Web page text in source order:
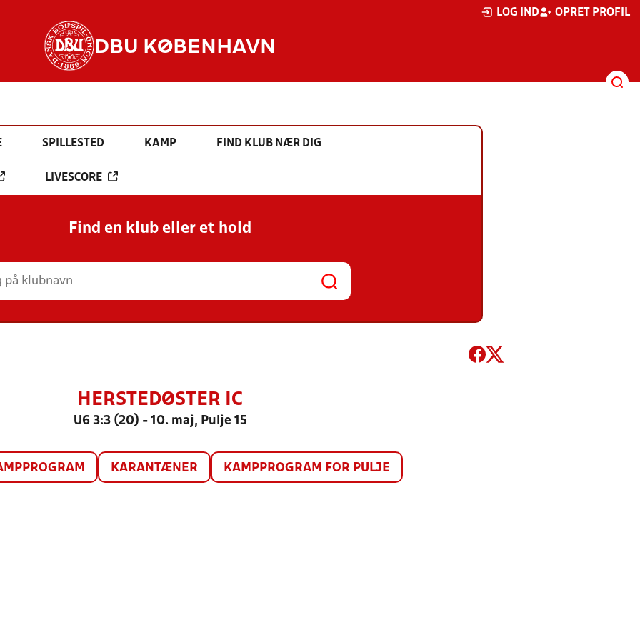
LOG IND OPRET PROFIL
DBU KØBENHAVN
SPILLESTED KAMP FIND KLUB NÆR DIG
LIVESCORE
Find en klub eller et hold
HERSTEDØSTER IC
U6 3:3 (20) - 10. maj, Pulje 15
KARANTÆNER KAMPPROGRAM FOR PULJE